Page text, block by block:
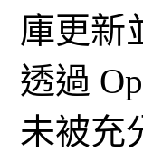
庫更新
透過
未被充